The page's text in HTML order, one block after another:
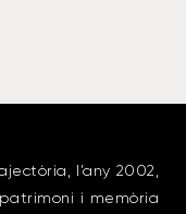
l’any 2002,
i memòria